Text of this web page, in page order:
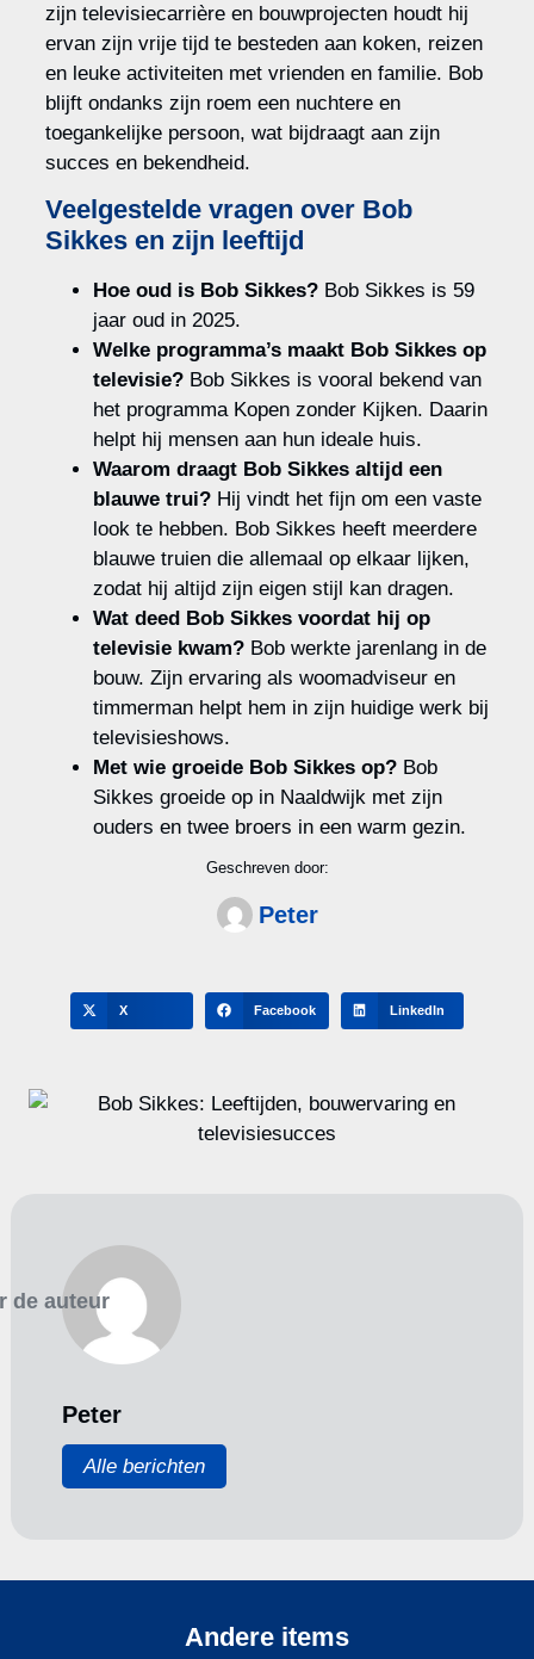
Geschreven door:
Peter
X Facebook LinkedIn
zijn televisiecarrière en bouwprojecten houdt hij
ervan zijn vrije tijd te besteden aan koken, reizen
en leuke activiteiten met vrienden en familie. Bob
blijft ondanks zijn roem een nuchtere en
toegankelijke persoon, wat bijdraagt aan zijn
succes en bekendheid.
Veelgestelde vragen over Bob
Sikkes en zijn leeftijd
Hoe oud is Bob Sikkes?Bob Sikkes is 59
jaar oud in 2025.
Welke programma’s maakt Bob Sikkes op
televisie?Bob Sikkes is vooral bekend van
het programma Kopen zonder Kijken. Daarin
helpt hij mensen aan hun ideale huis.
Waarom draagt Bob Sikkes altijd een
blauwe trui?Hij vindt het fijn om een vaste
look te hebben. Bob Sikkes heeft meerdere
blauwe truien die allemaal op elkaar lijken,
zodat hij altijd zijn eigen stijl kan dragen.
Wat deed Bob Sikkes voordat hij op
televisie kwam?Bob werkte jarenlang in de
bouw. Zijn ervaring als woomadviseur en
timmerman helpt hem in zijn huidige werk bij
televisieshows.
Met wie groeide Bob Sikkes op?Bob
Sikkes groeide op in Naaldwijk met zijn
ouders en twee broers in een warm gezin.
de auteur
Peter
Alle berichten
Andere items